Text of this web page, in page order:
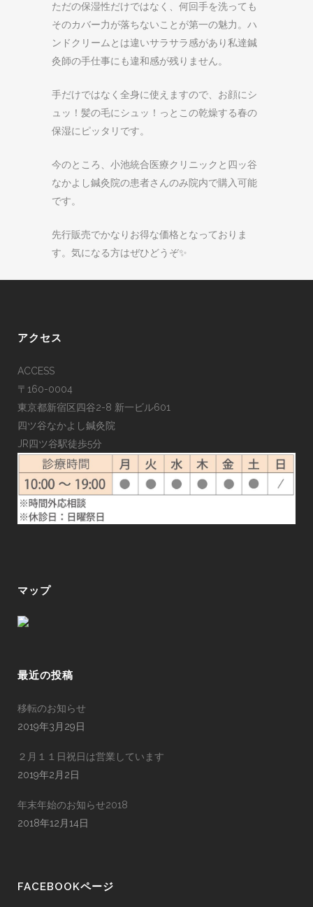
ただの保湿性だけではなく、何回手を洗っても
そのカバー力が落ちないことが第一の魅力。 ハ
ンドクリームとは違いサラサラ感があり私達鍼
灸師の手仕事にも違和感が残りません。
手だけではなく全身に使えますので、 お顔にシ
ュッ！髪の毛にシュッ！っと この乾燥する春の
保湿にピッタリです。
今のところ、小池統合医療クリニックと四ッ谷
なかよし鍼灸院の患者さんのみ院内で購入可能
です。
先行販売でかなりお得な価格となっておりま
す。気になる方はぜひどうぞ✨
アクセス
ACCESS
〒160-0004
東京都新宿区四谷2-8 新一ビル601
四ツ谷なかよし鍼灸院
JR四ツ谷駅徒歩5分
マップ
最近の投稿
移転のお知らせ
2019年3月29日
２月１１日祝日は営業しています
2019年2月2日
年末年始のお知らせ2018
2018年12月14日
FACEBOOKページ